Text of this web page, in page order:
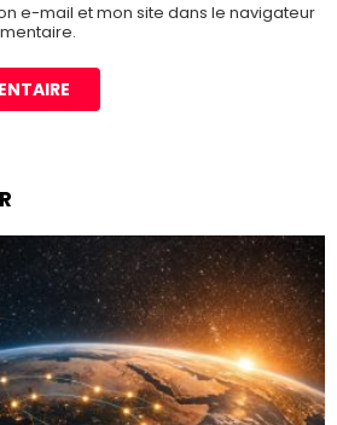
e-mail et mon site dans le navigateur